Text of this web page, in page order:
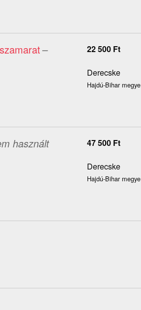
–
22 500 Ft
Derecske
Hajdú-Bihar megye
használt 47 500 Ft
Derecske
Hajdú-Bihar megye